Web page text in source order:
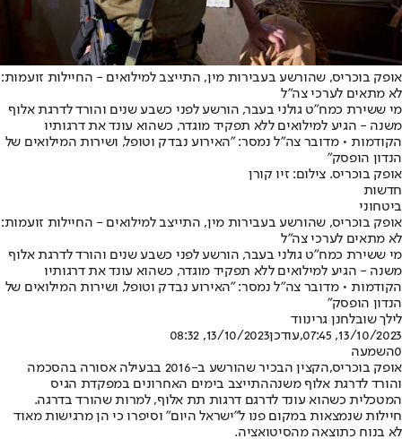
אופק בוכריס, שהורשע בעבירות מין, התייצב למילואים - החיילות זועמות:
לא מתאים לערכי צה"ל
מי ששירת כמח"ט גולני בעבר, הורשע לפני כשבע שנים והורד לדרגת אלוף
משנה - הגיע למילואים ללא תפקיד מוגדר, כשהוא עונד את דרגותיו
הקודמות • מדובר צה"ל נמסר: "האירוע נבדק וטופל, ושירות המילואים של
הנדון הופסק"
אופק בוכריס. צילום: זיו קורן
חדשות
ביטחוני
אופק בוכריס, שהורשע בעבירות מין, התייצב למילואים - החיילות זועמות:
לא מתאים לערכי צה"ל
מי ששירת כמח"ט גולני בעבר, הורשע לפני כשבע שנים והורד לדרגת אלוף
משנה - הגיע למילואים ללא תפקיד מוגדר, כשהוא עונד את דרגותיו
הקודמות • מדובר צה"ל נמסר: "האירוע נבדק וטופל, ושירות המילואים של
הנדון הופסק"
לילך שובלחנן גרינווד
13/10/2023, 07:45
,עודכן13/10/2023, 08:32
0השמעה
אופק בוכריס,
הקצין הבכיר שהורשע ב-2016 בבעילה אסורה בהסכמה
והורד לדרגת אלוף משנההתייצב בימים האחרונים במפקדת הגיס
המטכלית כשהוא עונד לדרגם דרגות תת אלוף, למרות שהורד בדרגה.
חיילות שנמצאות במקום פנו ל"ישראל היום" וסיפרו כי הן מרגישות מאוד
לא בנוח כתוצאה מהסיטואציה.